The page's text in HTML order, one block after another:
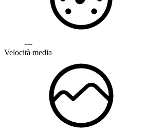
---
Velocità media